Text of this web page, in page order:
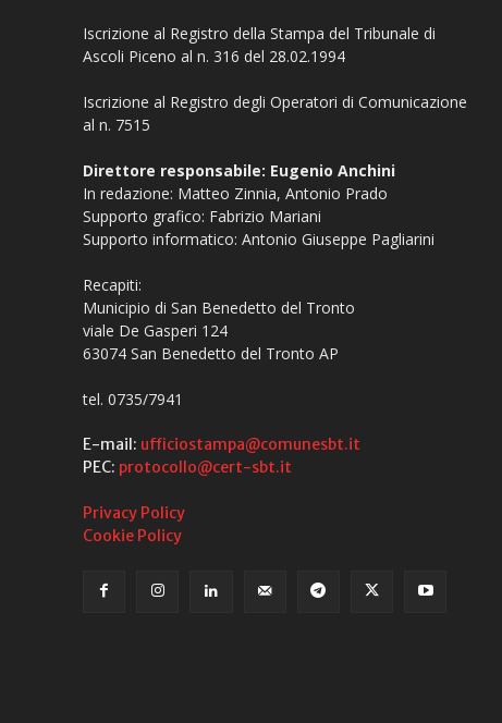
Iscrizione al Registro della Stampa del Tribunale di
Ascoli Piceno al n. 316 del 28.02.1994
Iscrizione al Registro degli Operatori di Comunicazione
al n. 7515
Direttore responsabile: Eugenio Anchini
In redazione: Matteo Zinnia, Antonio Prado
Supporto grafico: Fabrizio Mariani
Supporto informatico: Antonio Giuseppe Pagliarini
Recapiti:
Municipio di San Benedetto del Tronto
viale De Gasperi 124
63074 San Benedetto del Tronto AP
tel. 0735/7941
E-mail: ufficiostampa@comunesbt.it
PEC: protocollo@cert-sbt.it
Privacy Policy
Cookie Policy